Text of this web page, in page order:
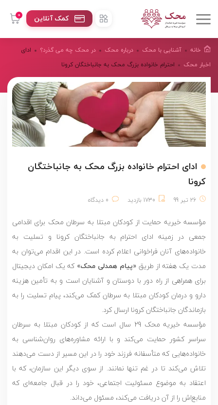
0 کمک آنلاین
خانه آشنایی با محک درباره محک
در محک چه می گذرد؟
اخبار محک
ادای
احترام خانواده بزرگ محک به جانباختگان کرونا
ادای احترام خانواده بزرگ محک به جانباختگان
کرونا
26 تیر 99 1730 بازدید 0 دیدگاه
مؤسسه خیریه حمایت از کودکان مبتلا به سرطان محک برای اقدامی
جمعی در زمینه ادای احترام به جانباختگان کرونا و تسلیت به
خانواده‌های آنان فراخوانی اعلام کرده است. در این اقدام می‌توان به
مدت یک هفته از طریق«پیام همدلی محک» که یک امکان دیجیتال
برای همراهی از راه دور با دوستان و آشنایان است و به تأمین هزینه
دارو و درمان کودکان مبتلا به سرطان کمک می‌کند، پیام تسلیت‌ را به
بازماندگان جانباختگان کرونا ارسال کرد.
مؤسسه خیریه محک 29 سال است که از کودکان مبتلا به سرطان
سراسر کشور حمایت می‌کند و با ارائه مشاوره‌های روان‌شناسی به
خانواده‌هایی که متأسفانه فرزند خود را در این مسیر از دست می‌دهند
تلاش می‌کند تا در غم تنها نمانند. از سوی دیگر این سازمان، که با
اعتقاد به موضوع مسئولیت اجتماعی، خود را در قبال جامعه‌ای که
منابع‌اش را از آن دریافت می‌کند، مسئول می‌داند.